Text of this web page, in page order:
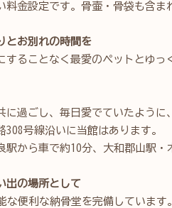
料金設定です。骨壷・骨袋も含ま
とお別れの時間を
することなく最愛のペットとゆっ
に過ごし、毎日愛でていたように
号線沿いに当館はあります。
駅から車で約10分、大和郡山駅
出の場所として
な便利な納骨堂を完備しています。